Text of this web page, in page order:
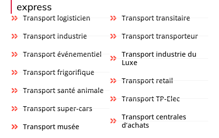
express
Transport logisticien
Transport industrie
Transport événementiel
Transport frigorifique
Transport santé animale
Transport super-cars
Transport musée
Transport transitaire
Transport transporteur
Transport industrie du
Luxe
Transport retail
Transport TP-Elec
Transport centrales
d’achats